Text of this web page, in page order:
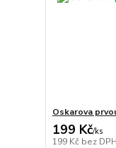
Oskarova
199 Kč/ks
199 Kč bez DPH